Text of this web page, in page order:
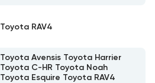
Toyota RAV4
Toyota Avensis Toyota Harrier
Toyota C-HR Toyota Noah
Toyota Esquire Toyota RAV4